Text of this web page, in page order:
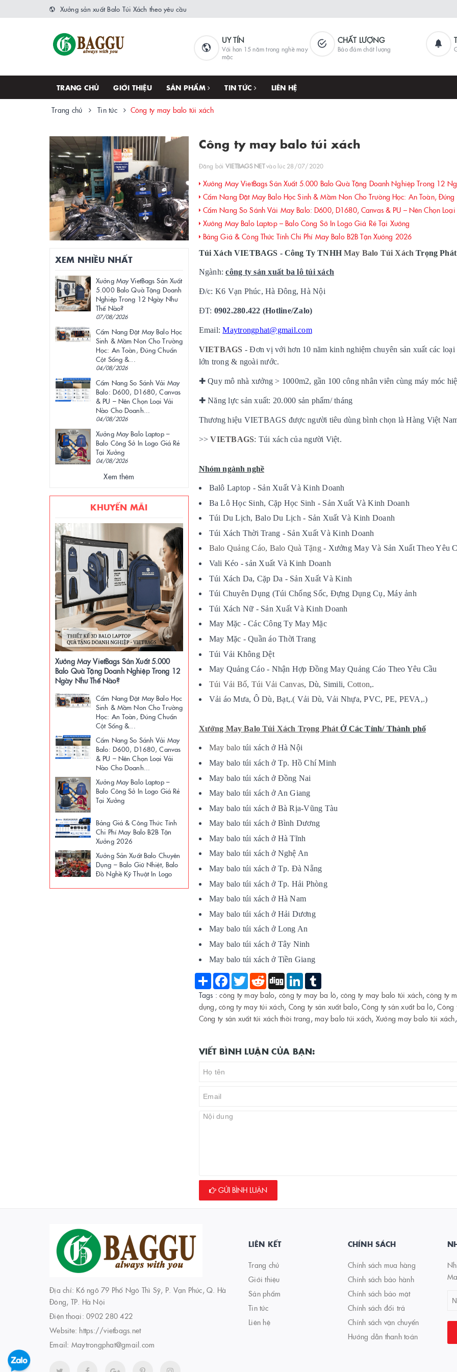
Xưởng sản xuất Balo Túi Xách theo yêu cầu
UY TÍN
Với hơn 15 năm trong nghề may
mặc
CHẤT LƯỢNG
Bảo đảm chất lượng
TRANG CHỦ GIỚI THIỆU SẢN PHẨM TIN TỨC LIÊN HỆ
Trang chủ Tin tức Công ty may balo túi xách
Công ty may balo túi xách
Đăng bởi VIETBAGS NETvào lúc 28/07/2020
Xưởng May VietBags Sản Xuất 5.000 Balo Quà Tặng Doanh Nghiệp Trong 12
Cẩm Nang Đặt May Balo Học Sinh & Mầm Non Cho Trường Học: An Toàn, Đúng
Cẩm Nang So Sánh Vải May Balo: D600, D1680, Canvas & PU – Nên Chọn
Xưởng May Balo Laptop – Balo Công Sở In Logo Giá Rẻ Tại Xưởng
Bảng Giá & Công Thức Tính Chi Phí May Balo B2B Tận Xưởng 2026
Túi Xách VIETBAGS - Công Ty TNHHMay Balo Túi Xách Trọng Phát
Ngành:công ty sản xuất ba lô túi xách
Đ/c: K6 Vạn Phúc, Hà Đông, Hà Nội
ĐT: 0902.280.422 (Hotline/Zalo)
Email:Maytrongphat@gmail.com
VIETBAGS - Đơn vị với hơn 10 năm kinh nghiệm chuyên sản xuất các
lớn trong & ngoài nước.
✚Quy mô nhà xưởng > 1000m2, gần 100 công nhân viên cùng máy móc
✚Năng lực sản xuất: 20.000 sản phẩm/ tháng
Thương hiệu VIETBAGS được người tiêu dùng bình chọn là Hàng Việt
>>VIETBAGS: Túi xách của người Việt.
Nhóm ngành nghề
Balô Laptop - Sản Xuất Và Kinh Doanh
Ba Lô Học Sinh, Cặp Học Sinh - Sản Xuất Và Kinh Doanh
Túi Du Lịch, Balo Du Lịch - Sản Xuất Và Kinh Doanh
Túi Xách Thời Trang - Sản Xuất Và Kinh Doanh
Balo Quảng Cáo, Balo Quà Tặng- Xưởng May Và Sản Xuất Theo Yêu
Vali Kéo - sản Xuất Và Kinh Doanh
Túi Xách Da, Cặp Da - Sản Xuất Và Kinh
Túi Chuyên Dụng (Túi Chống Sốc, Đựng Dụng Cụ, Máy ảnh
Túi Xách Nữ - Sản Xuất Và Kinh Doanh
May Mặc - Các Công Ty May Mặc
May Mặc - Quần áo Thời Trang
Túi Vải Không Dệt
May Quảng Cáo - Nhận Hợp Đồng May Quảng Cáo Theo Yêu Cầu
Túi Vải Bố, Túi Vải Canvas, Dù, Simili, Cotton,.
Vải áo Mưa, Ô Dù, Bạt,.( Vải Dù, Vải Nhựa, PVC, PE, PEVA,.)
Xưởng May Balo Túi Xách Trọng PhátỞ CácTỉnh/ Thành phố
May balo túi xách ở Hà Nội
May balo túi xách ở Tp. Hồ Chí Minh
May balo túi xách ở Đồng Nai
May balo túi xách ở An Giang
May balo túi xách ở Bà Rịa-Vũng Tàu
May balo túi xách ở Bình Dương
May balo túi xách ở Hà Tĩnh
May balo túi xách ở Nghệ An
May balo túi xách ở Tp. Đà Nẵng
May balo túi xách ở Tp. Hải Phòng
May balo túi xách ở Hà Nam
May balo túi xách ở Hải Dương
May balo túi xách ở Long An
May balo túi xách ở Tây Ninh
May balo túi xách ở Tiền Giang
ShareFacebook
TwitterRedditDigg LinkedInTumblr
Tags :công ty may balo, công ty may ba lô, công ty may balo túi xách,công ty
dụng , công ty may túi xách, Công ty sản xuất balo,Công ty sản xuất ba lô,Công
Công ty sản xuất túi xách thời trang , may balo túi xách, Xưởng may balo túi xách
VIẾT BÌNH LUẬN CỦA BẠN:
GỬI BÌNH LUẬN
XEM NHIỀU NHẤT
Xưởng May VietBags Sản Xuất
5.000 Balo Quà Tặng Doanh
Nghiệp Trong 12 Ngày Như
Thế Nào?
07/08/2026
Cẩm Nang Đặt May Balo Học
Sinh & Mầm Non Cho Trường
Học: An Toàn, Đúng Chuẩn
Cột Sống &...
04/08/2026
Cẩm Nang So Sánh Vải May
Balo: D600, D1680, Canvas
& PU – Nên Chọn Loại Vải
Nào Cho Doanh...
04/08/2026
Xưởng May Balo Laptop –
Balo Công Sở In Logo Giá Rẻ
Tại Xưởng
04/08/2026
Xem thêm
KHUYẾN MÃI
Xưởng May VietBags Sản Xuất 5.000
Balo Quà Tặng Doanh Nghiệp Trong 12
Ngày Như Thế Nào?
Cẩm Nang Đặt May Balo Học
Sinh & Mầm Non Cho Trường
Học: An Toàn, Đúng Chuẩn
Cột Sống &...
Cẩm Nang So Sánh Vải May
Balo: D600, D1680, Canvas
& PU – Nên Chọn Loại Vải
Nào Cho Doanh...
Xưởng May Balo Laptop –
Balo Công Sở In Logo Giá Rẻ
Tại Xưởng
Bảng Giá & Công Thức Tính
Chi Phí May Balo B2B Tận
Xưởng 2026
Xưởng Sản Xuất Balo Chuyên
Dụng – Balo Giữ Nhiệt, Balo
Đồ Nghề Kỹ Thuật In Logo
Địa chỉ: K6 ngõ 79 Phố Ngô Thì Sỹ, P. Vạn Phúc, Q. Hà
Đông, TP. Hà Nội
Điện thoại: 0902 280 422
Website: https://vietbags.net
Email: Maytrongphat@gmail.com
LIÊN KẾT
Trang chủ
Giới thiệu
Sản phẩm
Tin tức
Liên hệ
CHÍNH SÁCH
Chính sách mua hàng
Chính sách bảo hành
Chính sách bảo mật
Chính sách đổi trả
Chính sách vận chuyển
Hướng dẫn thanh toán